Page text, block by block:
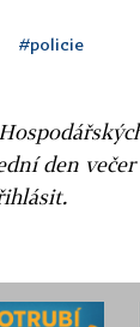
#policie
den